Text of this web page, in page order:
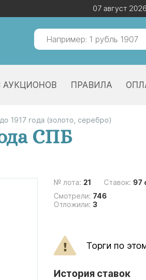
07 август
АУКЦИОНОВ ПРАВИЛА
07 август
1917 года (золото, серебро)
СПБ
№ лота: 21 Ставок: 97
Смотрели: 746
Отложили: 3
Торги по
История ставок